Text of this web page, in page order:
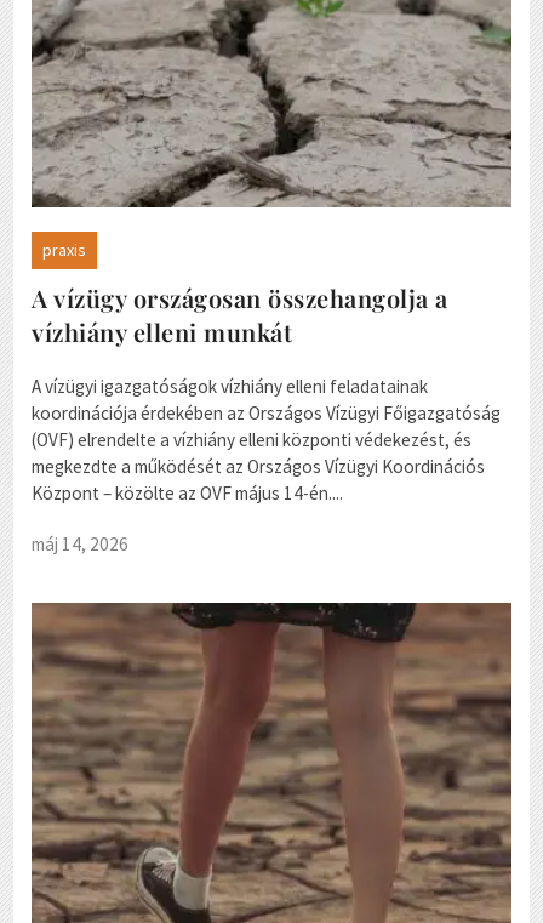
praxis
A vízügy országosan összehangolja a
vízhiány elleni munkát
A vízügyi igazgatóságok vízhiány elleni feladatainak
koordinációja érdekében az Országos Vízügyi Főigazgatóság
(OVF) elrendelte a vízhiány elleni központi védekezést, és
megkezdte a működését az Országos Vízügyi Koordinációs
Központ – közölte az OVF május 14-én....
máj 14, 2026